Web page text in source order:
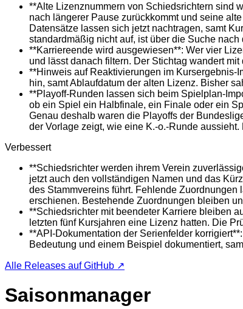
**Alte Lizenznummern von Schiedsrichtern sind
nach längerer Pause zurückkommt und seine
Datensätze lassen sich jetzt nachtragen, samt
standardmäßig nicht auf, ist über die Suche
**Karriereende wird ausgewiesen**: Wer vier
und lässt danach filtern. Der Stichtag wandert
**Hinweis auf Reaktivierungen im Kursergebnis-
hin, samt Ablaufdatum der alten Lizenz. Bisher
**Playoff-Runden lassen sich beim Spielplan-
ob ein Spiel ein Halbfinale, ein Finale oder ein
Genau deshalb waren die Playoffs der
der Vorlage zeigt, wie eine K.-o.-Runde
Verbessert
**Schiedsrichter werden ihrem Verein
jetzt auch den vollständigen Namen und das
des Stammvereins führt. Fehlende
erschienen. Bestehende Zuordnungen bleiben
**Schiedsrichter mit beendeter Karriere bleiben
letzten fünf Kursjahren eine Lizenz hatten. Die
**API-Dokumentation der Serienfelder
Bedeutung und einem Beispiel dokumentiert,
Alle Releases auf GitHub ↗
Saisonmanager